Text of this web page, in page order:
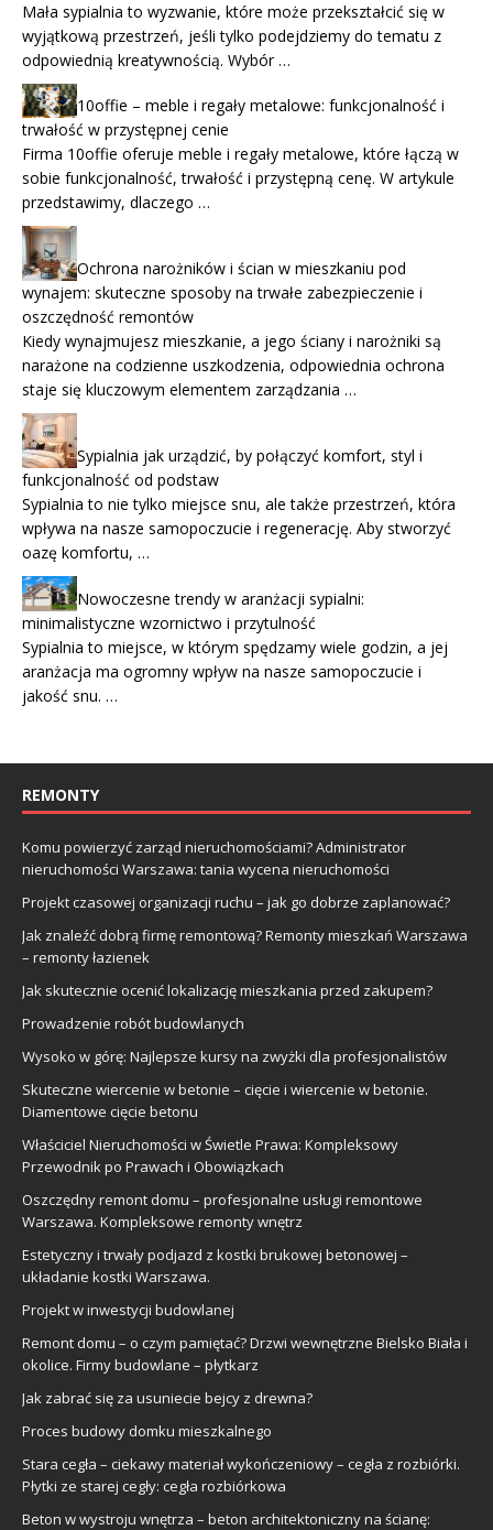
Mała sypialnia to wyzwanie, które może przekształcić się w
wyjątkową przestrzeń, jeśli tylko podejdziemy do tematu z
odpowiednią kreatywnością. Wybór …
10offie – meble i regały metalowe: funkcjonalność i
trwałość w przystępnej cenie
Firma 10offie oferuje meble i regały metalowe, które łączą w
sobie funkcjonalność, trwałość i przystępną cenę. W artykule
przedstawimy, dlaczego …
Ochrona narożników i ścian w mieszkaniu pod
wynajem: skuteczne sposoby na trwałe zabezpieczenie i
oszczędność remontów
Kiedy wynajmujesz mieszkanie, a jego ściany i narożniki są
narażone na codzienne uszkodzenia, odpowiednia ochrona
staje się kluczowym elementem zarządzania …
Sypialnia jak urządzić, by połączyć komfort, styl i
funkcjonalność od podstaw
Sypialnia to nie tylko miejsce snu, ale także przestrzeń, która
wpływa na nasze samopoczucie i regenerację. Aby stworzyć
oazę komfortu, …
Nowoczesne trendy w aranżacji sypialni:
minimalistyczne wzornictwo i przytulność
Sypialnia to miejsce, w którym spędzamy wiele godzin, a jej
aranżacja ma ogromny wpływ na nasze samopoczucie i
jakość snu. …
REMONTY
Komu powierzyć zarząd nieruchomościami? Administrator
nieruchomości Warszawa: tania wycena nieruchomości
Projekt czasowej organizacji ruchu – jak go dobrze zaplanować?
Jak znaleźć dobrą firmę remontową? Remonty mieszkań Warszawa
– remonty łazienek
Jak skutecznie ocenić lokalizację mieszkania przed zakupem?
Prowadzenie robót budowlanych
Wysoko w górę: Najlepsze kursy na zwyżki dla profesjonalistów
Skuteczne wiercenie w betonie – cięcie i wiercenie w betonie.
Diamentowe cięcie betonu
Właściciel Nieruchomości w Świetle Prawa: Kompleksowy
Przewodnik po Prawach i Obowiązkach
Oszczędny remont domu – profesjonalne usługi remontowe
Warszawa. Kompleksowe remonty wnętrz
Estetyczny i trwały podjazd z kostki brukowej betonowej –
układanie kostki Warszawa.
Projekt w inwestycji budowlanej
Remont domu – o czym pamiętać? Drzwi wewnętrzne Bielsko Biała i
okolice. Firmy budowlane – płytkarz
Jak zabrać się za usuniecie bejcy z drewna?
Proces budowy domku mieszkalnego
Stara cegła – ciekawy materiał wykończeniowy – cegła z rozbiórki.
Płytki ze starej cegły: cegła rozbiórkowa
Beton w wystroju wnętrza – beton architektoniczny na ścianę: